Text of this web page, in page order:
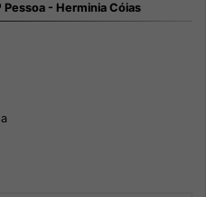
Pessoa - Herminia Cóias